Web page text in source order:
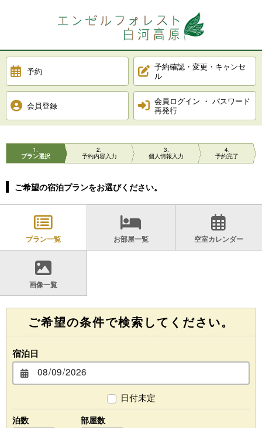
予約
予約確認・変更・キャンセ
ル
会員登録
会員ログイン ・ パスワード
再発行
1
プラン選択
2
予約内容入力
3
個人情報入力
4
予約完了
ご希望の宿泊プランをお選びください。
プラン一覧 お部屋一覧 空室カレンダー
画像一覧
ご希望の条件で検索してください。
宿泊日
日付未定
泊数
部屋数